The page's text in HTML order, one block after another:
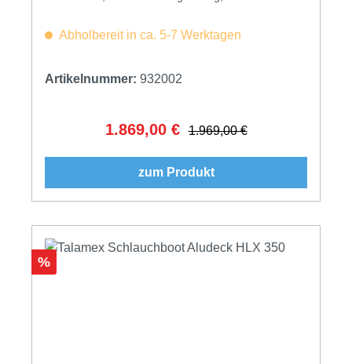
Abholbereit in ca. 5-7 Werktagen
Artikelnummer: 932002
Verkaufspreis:
1.869,00 € Regulärer Preis:
1.969,00 €
zum Produkt
Rabatt
%